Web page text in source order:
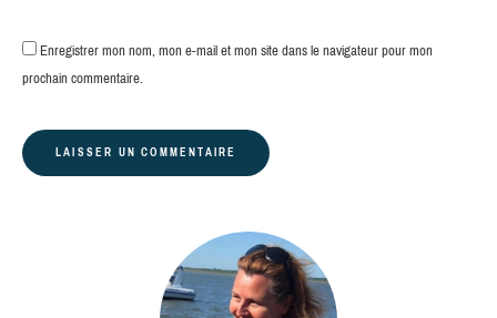
Enregistrer mon nom, mon e-mail et mon site dans le navigateur pour mon
prochain commentaire.